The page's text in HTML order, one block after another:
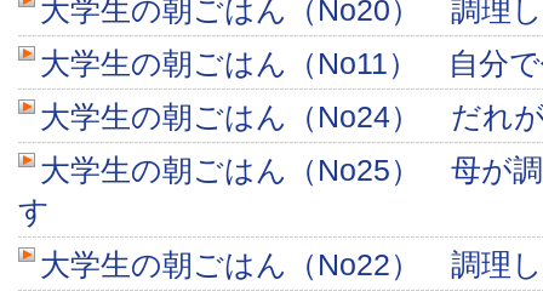
大学生の朝ごはん（No20） 調理
大学生の朝ごはん（No11） 自分
大学生の朝ごはん（No24） だれ
大学生の朝ごはん（No25） 母が
す
大学生の朝ごはん（No22） 調理